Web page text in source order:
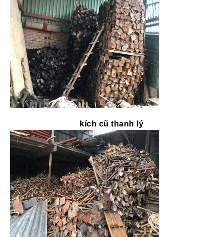
kích cũ thanh lý